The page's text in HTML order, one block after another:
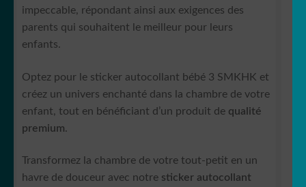
impeccable, répondant ainsi aux exigences des
parents qui souhaitent le meilleur pour leurs
enfants.
Optez pour le sticker autocollant bébé 3 SMKHK et
créez un univers enchanté dans la chambre de votre
enfant, tout en bénéficiant d’un produit de qualité
premium.
Transformez la chambre de votre tout-petit en un
havre de douceur avec notre sticker autocollant